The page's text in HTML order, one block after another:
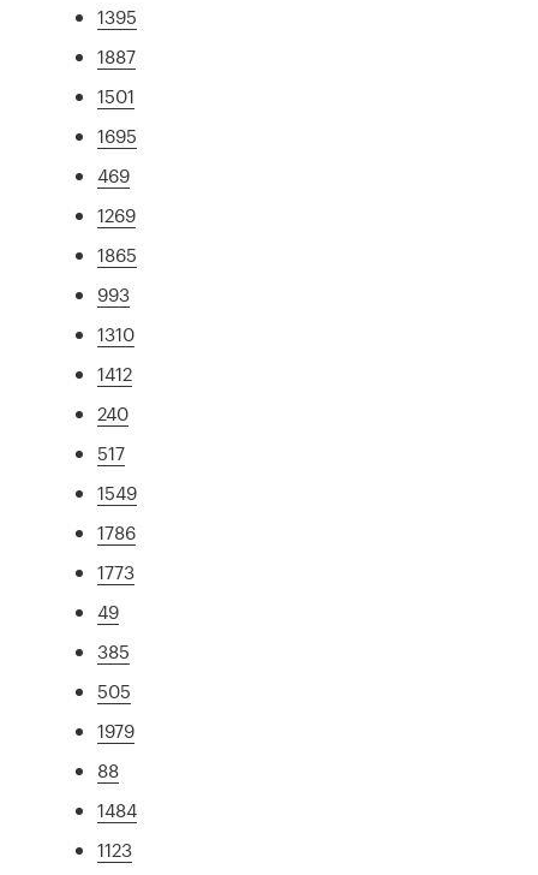
1395
1887
1501
1695
469
1269
1865
993
1310
1412
240
517
1549
1786
1773
49
385
505
1979
88
1484
1123